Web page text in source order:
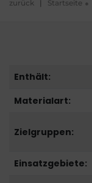
zurück | Startseite
Enthält:
Materialart:
Zielgruppen:
Einsatzgebiete: